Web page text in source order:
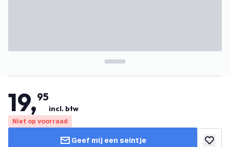
19,95
incl. btw
Niet op voorraad
Geef mij een seintje